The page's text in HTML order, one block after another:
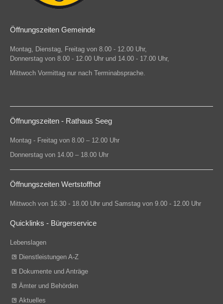
Öffnungszeiten Gemeinde
Montag, Dienstag, Freitag von 8.00 - 12.00 Uhr,
Donnerstag von 8.00 - 12.00 Uhr und 14.00 - 17.00 Uhr,
Mittwoch Vormittag nur nach Terminabsprache.
Öffnungszeiten - Rathaus Seeg
Montag - Freitag von 8.00 – 12.00 Uhr
Donnerstag von 14.00 – 18.00 Uhr
Öffnungszeiten Wertstoffhof
Mittwoch von 16.30 - 18.00 Uhr und Samstag von 9.00 - 12.00 Uhr
Quicklinks - Bürgerservice
Lebenslagen
Dienstleistungen A-Z
Dokumente und Anträge
Ämter und Behörden
Aktuelles